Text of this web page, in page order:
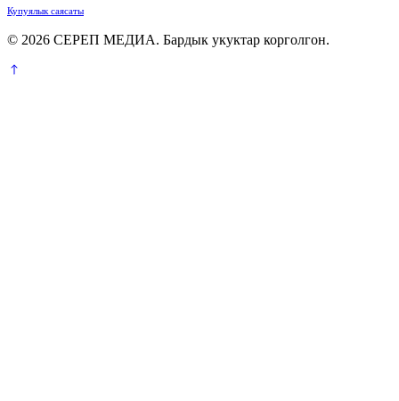
Купуялык саясаты
© 2026 СЕРЕП МЕДИА. Бардык укуктар корголгон.